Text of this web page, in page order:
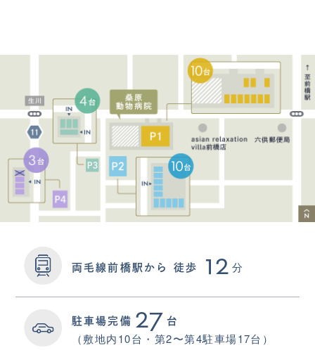
両毛線前橋駅から 徒歩 12 分
駐車場完備 27 台
（敷地内10台・第2〜第4駐車場17台）